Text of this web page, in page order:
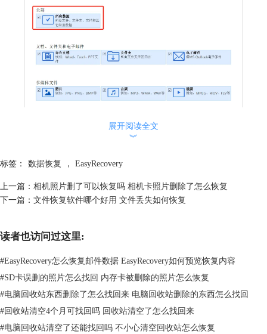
图1：勾选“所有数据”
通常情况下，回收站路径在电脑系统盘（C盘）中Windows文件夹内的
System32文件夹中。
如图2红框中所示，进入从恢复页面后，勾选页面右侧的恢复位置，开始
展开阅读全文
︾
标签： 数据恢复 ， EasyRecovery
上一篇： 相机照片删了可以恢复吗 相机卡照片删除了怎么恢复
下一篇： 文件恢复软件哪个好用 文件丢失如何恢复
读者也访问过这里:
#EasyRecovery怎么恢复邮件数据 EasyRecovery如何预览恢复内容
#SD卡误删的照片怎么找回 内存卡被删除的照片怎么恢复
#电脑回收站东西删除了怎么找回来 电脑回收站删除的东西怎么找回
#回收站清空4个月可找回吗 回收站清空了怎么找回来
#电脑回收站清空了还能找回吗 不小心清空回收站怎么恢复